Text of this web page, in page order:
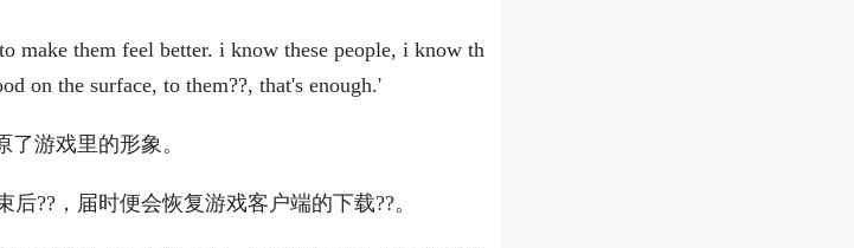
make them feel better. i know these people, i know th
on the surface, to them??, that's enough.'
游戏里的形象。
??，届时便会恢复游戏客户端的下载??。